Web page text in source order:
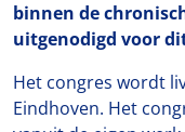
binnen de
uitgenodigd voor
Het congres wordt
Eindhoven. Het